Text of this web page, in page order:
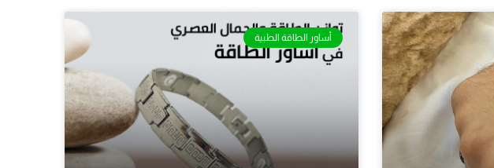
أساور الطاقة الطبية